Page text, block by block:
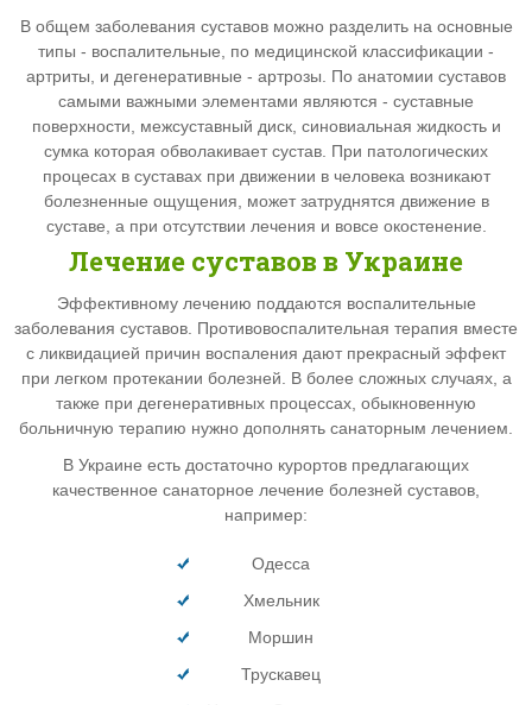
В общем заболевания суставов можно разделить на основные
типы - воспалительные, по медицинской классификации -
артриты, и дегенеративные - артрозы. По анатомии суставов
самыми важными элементами являются - суставные
поверхности, межсуставный диск, синовиальная жидкость и
сумка которая обволакивает сустав. При патологических
процесах в суставах при движении в человека возникают
болезненные ощущения, может затруднятся движение в
суставе, а при отсутствии лечения и вовсе окостенение.
Лечение суставов в Украине
Эффективному лечению поддаются воспалительные
заболевания суставов. Противовоспалительная терапия вместе
с ликвидацией причин воспаления дают прекрасный эффект
при легком протекании болезней. В более сложных случаях, а
также при дегенеративных процессах, обыкновенную
больничную терапию нужно дополнять санаторным лечением.
В Украине есть достаточно курортов предлагающих
качественное санаторное лечение болезней суставов,
например:
Одесса
Хмельник
Моршин
Трускавец